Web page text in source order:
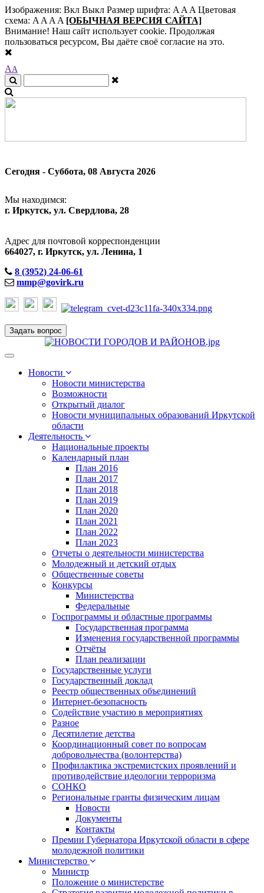
Изображения: Вкл Выкл Размер шрифта: A A A Цветовая
схема: A A A A [ОБЫЧНАЯ ВЕРСИЯ САЙТА]
Внимание! Наш сайт использует cookie. Продолжая
пользоваться ресурсом, Вы даёте своё согласие на это.
AA
Сегодня - Суббота, 08 Августа 2026
Мы находимся:
г. Иркутск, ул. Свердлова, 28
Адрес для почтовой корреспонденции
664027, г. Иркутск, ул. Ленина, 1
8 (3952) 24-06-61
mmp@govirk.ru
Задать вопрос
Toggle
navigationНовости
Новости министерства
Возможности
Открытый диалог
Новости муниципальных образований Иркутской
области
Деятельность
Национальные проекты
Календарный план
План 2016
План 2017
План 2018
План 2019
План 2020
План 2021
План 2022
План 2023
Отчеты о деятельности министерства
Молодежный и детский отдых
Общественные советы
Конкурсы
Министерства
Федеральные
Госпрограммы и областные программы
Государственная программа
Изменения государственной программы
Отчёты
План реализации
Государственные услуги
Государственный доклад
Реестр общественных объединений
Интернет-безопасность
Содействие участию в мероприятиях
Разное
Десятилетие детства
Координационный совет по вопросам
добровольчества (волонтерства)
Профилактика экстремистских проявлений и
противодействие идеологии терроризма
СОНКО
Региональные гранты физическим лицам
Новости
Документы
Контакты
Премии Губернатора Иркутской области в сфере
молодежной политики
Министерство
Министр
Положение о министерстве